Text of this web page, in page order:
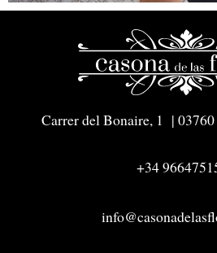
Carrer del Bonaire, 1 |
+34